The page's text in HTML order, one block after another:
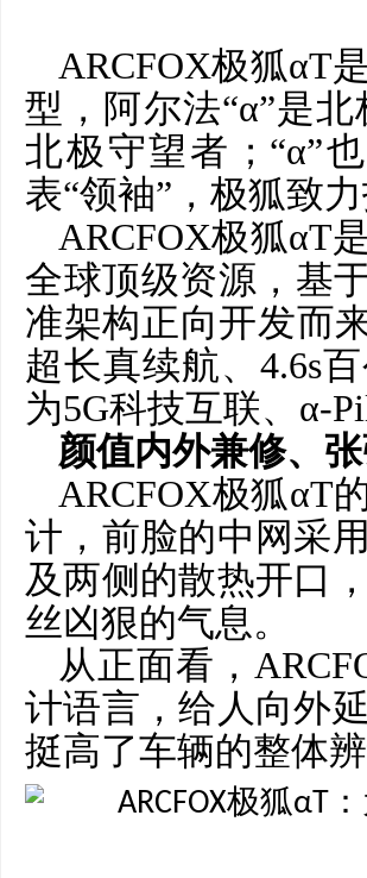
ARCFOX极狐αT
型，阿尔法“α”是
北极守望者；“α”
表“领袖”，极狐致
ARCFOX极狐αT
全球顶级资源，基
准架构正向开发而
超长真续航、4.6s
为5G科技互联、α-
颜值内外兼修、
ARCFOX极狐αT
计，前脸的中网采
及两侧的散热开口
丝凶狠的气息。
从正面看，
计语言，给人向外
挺高了车辆的整体辨